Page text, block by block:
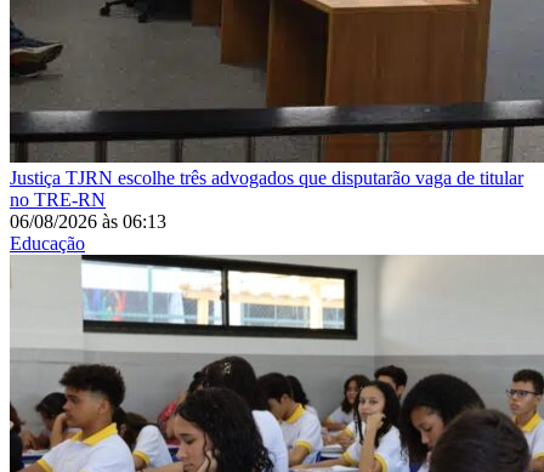
Justiça TJRN escolhe três advogados que disputarão vaga de titular
no TRE-RN
06/08/2026 às 06:13
Educação